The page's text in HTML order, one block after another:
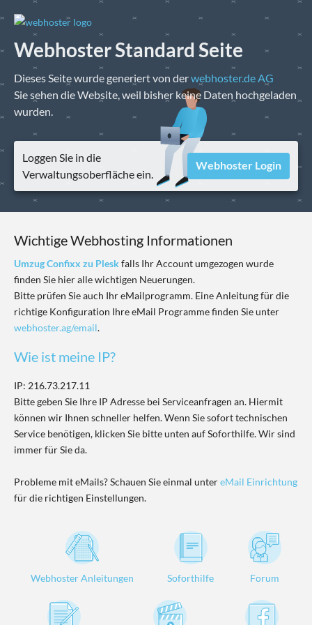
Webhoster Standard Seite
Dieses Seite wurde generiert von derwebhoster.de AG
Sie sehen die Website, weil bisher keine Daten hochgeladen
wurden.
Loggen Sie in die
Verwaltungsoberfläche ein.
Webhoster Login
Wichtige Webhosting Informationen
Umzug Confixx zu Plesk falls Ihr Account umgezogen wurde
finden Sie hier alle wichtigen Neuerungen.
Bitte prüfen Sie auch Ihr eMailprogramm. Eine Anleitung für die
richtige Konfiguration Ihre eMail Programme finden Sie unter
webhoster.ag/email.
Wie ist meine IP?
IP: 216.73.217.11
Bitte geben Sie Ihre IP Adresse bei Serviceanfragen an. Hiermit
können wir Ihnen schneller helfen. Wenn Sie sofort technischen
Service benötigen, klicken Sie bitte unten auf Soforthilfe. Wir sind
immer für Sie da.
Probleme mit eMails? Schauen Sie einmal untereMail Einrichtung
für die richtigen Einstellungen.
Webhoster Anleitungen Soforthilfe Forum